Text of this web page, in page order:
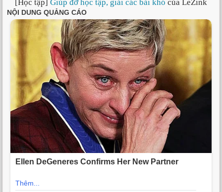
[Học tập] Giúp đỡ học tập, giải các bài khó của LeZink